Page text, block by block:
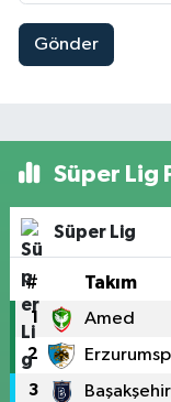
Gönder
Süper Lig
Süper Lig
# Takım
1 Amed
2
3 Başakşehir